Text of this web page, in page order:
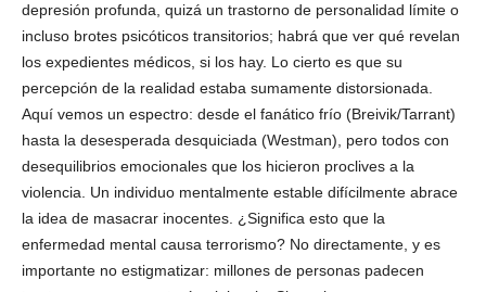
depresión profunda, quizá un trastorno de personalidad límite o
incluso brotes psicóticos transitorios; habrá que ver qué revelan
los expedientes médicos, si los hay. Lo cierto es que su
percepción de la realidad estaba sumamente distorsionada.
Aquí vemos un espectro: desde el fanático frío (Breivik/Tarrant)
hasta la desesperada desquiciada (Westman), pero todos con
desequilibrios emocionales que los hicieron proclives a la
violencia. Un individuo mentalmente estable difícilmente abrace
la idea de masacrar inocentes. ¿Significa esto que la
enfermedad mental causa terrorismo? No directamente, y es
importante no estigmatizar: millones de personas padecen